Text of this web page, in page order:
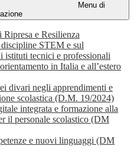
Menu di
e Resilienza
STEM e sul
istituti tecnici e professionali
in Italia e all’estero
divari negli apprendimenti e
scolastica (D.M. 19/2024)
integrata e formazione alla
il personale scolastico (DM
e nuovi linguaggi (DM